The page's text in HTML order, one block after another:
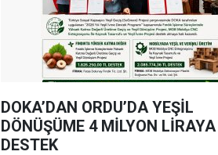
DOKA’DAN ORDU’DA YEŞİL
DÖNÜŞÜME 4 MİLYON
DESTEK